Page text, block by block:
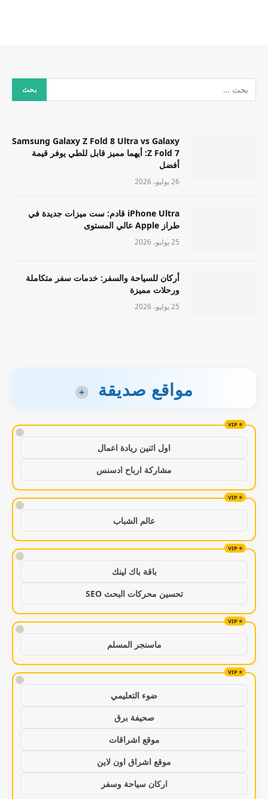
Samsung Galaxy Z Fold 8 Ultra vs Galaxy
Z Fold 7: أيهما مميز قابل للطي يوفر قيمة
أفضل
26 يوليو، 2026
iPhone Ultra قادم: ست ميزات جديدة في
طراز Apple عالي المستوى
25 يوليو، 2026
أركان للسياحة والسفر: خدمات سفر متكاملة
ورحلات مميزة
25 يوليو، 2026
مواقع صديقة +
!
اول اثنين ريادة اعمال
مشاركة ارباح ادسنس
!
عالم الشباب
!
باقة باك لينك
تحسين محركات البحث SEO
!
ماسنجر المسلم
!
ضوء التعليمي
صحيفة برق
موقع اشراقات
موقع اشراق اون لاين
اركان سياحة وسفر